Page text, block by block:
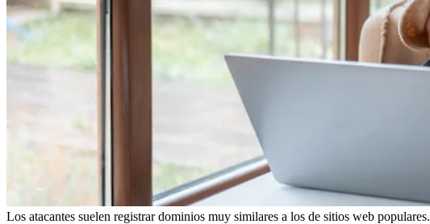
Los atacantes suelen registrar dominios muy similares a los de sitios web populares.